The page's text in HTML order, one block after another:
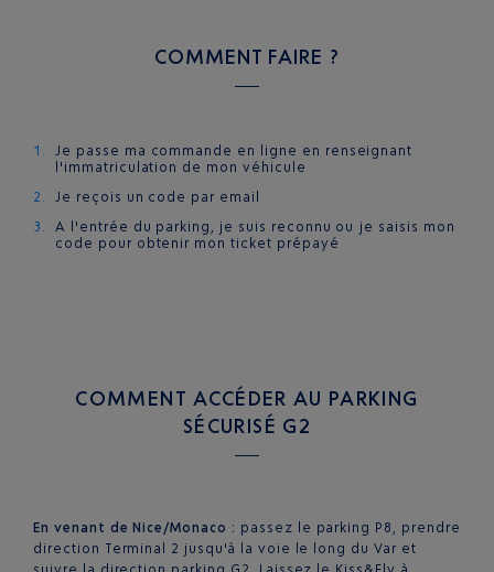
COMMENT FAIRE ?
Je passe ma commande en ligne en renseignant
l'immatriculation de mon véhicule
Je reçois un code par email
A l'entrée du parking, je suis reconnu ou je saisis mon
code pour obtenir mon ticket prépayé
COMMENT ACCÉDER AU PARKING
SÉCURISÉ G2
En venant de Nice/Monaco : passez le parking P8, prendre
direction Terminal 2 jusqu'à la voie le long du Var et